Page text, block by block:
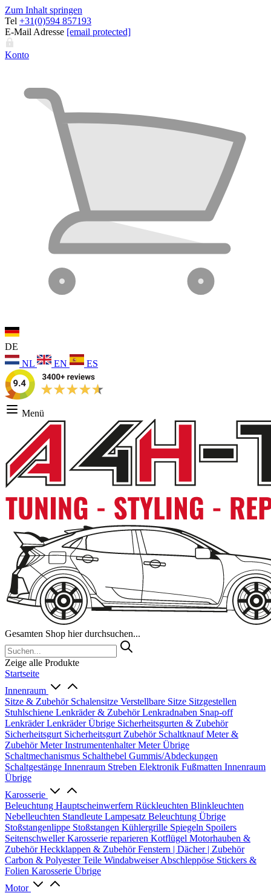
Zum Inhalt springen
Tel +31(0)594 857193
E-Mail Adresse [email protected]
Konto
DE
NL
EN ES
Menü
Gesamten Shop hier durchsuchen...
Zeige alle Produkte
Startseite
Innenraum
Sitze & Zubehör Schalensitze Verstellbare Sitze Sitzgestellen
Stuhlschiene Lenkräder & ZubehörLenkradnaben Snap-off
LenkräderLenkräder Übrige Sicherheitsgurten & Zubehör
Sicherheitsgurt Sicherheitsgurt Zubehör SchaltknaufMeter &
ZubehörMeterInstrumentenhalterMeter Übrige
Schaltmechanismus Schalthebel Gummis/Abdeckungen
Schaltgestänge Innenraum Streben Elektronik Fußmatten Innenraum
Übrige
Karosserie
Beleuchtung Hauptscheinwerfern Rückleuchten Blinkleuchten
Nebelleuchten Standleute Lampesatz Beleuchtung Übrige
Stoßstangenlippe Stoßstangen Kühlergrille Spiegeln Spoilers
SeitenschwellerKarosserie reparieren Kotflügel Motorhauben &
ZubehörHeckklappen & ZubehörFenstern | Dächer | Zubehör
Carbon & Polyester Teile WindabweiserAbschleppöse Stickers &
Folien Karosserie Übrige
Motor